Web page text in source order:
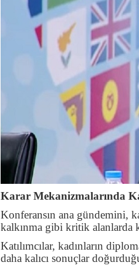
Karar Mekanizmalarında
Konferansın ana gündemini,
kalkınma gibi kritik alanlarda
Katılımcılar, kadınların
daha kalıcı sonuçlar